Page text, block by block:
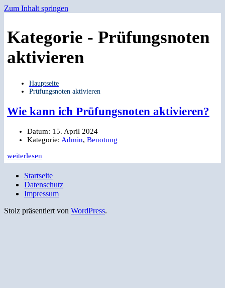
Zum Inhalt springen
Kategorie - Prüfungsnoten
aktivieren
Hauptseite
Prüfungsnoten aktivieren
Wie kann ich Prüfungsnoten aktivieren?
Datum: 15. April 2024
Kategorie: Admin, Benotung
weiterlesen
Startseite
Datenschutz
Impressum
Stolz präsentiert von WordPress.